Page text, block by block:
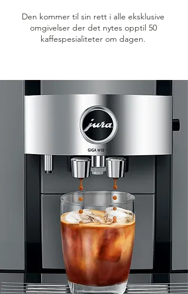
Den kommer til sin rett i alle eksklusive
omgivelser der det nytes opptil 50
kaffespesialiteter om dagen.